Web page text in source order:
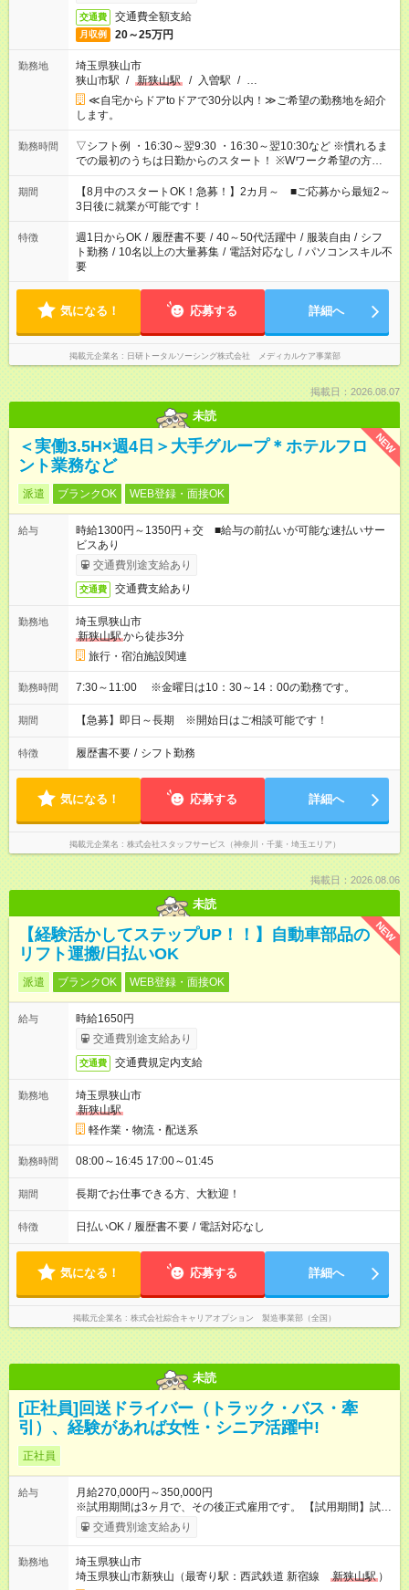
交通費 交通費全額支給
月収例 20～25万円
勤務地
埼玉県狭山市
狭山市駅 / 新狭山駅 / 入曽駅 / …
≪自宅からドアtoドアで30分以内！≫ご希望の勤務地を紹介
します。
勤務時間
▽シフト例 ・16:30～翌9:30 ・16:30～翌10:30など ※慣れるま
での最初のうちは日勤からのスタート！ ※Wワーク希望の方へ
今ご覧のお仕事で希望する勤務時間と、もう1つのお仕事の勤務
時間。 合計で週40時間を超える場合は応募できません。
期間
【8月中のスタートOK！急募！】2カ月～ ■ご応募から最短2～
3日後に就業が可能です！
特徴 週1日からOK / 履歴書不要 / 40～50代活躍中 / 服装自由 / シフ
ト勤務 / 10名以上の大量募集 / 電話対応なし / パソコンスキル不
要
気になる！ 応募する 詳細へ
掲載元企業名 日研トータルソーシング株式会社 メディカルケア事業部
掲載日：2026.08.07
未読
NEW
＜実働3.5H×週4日＞大手グループ＊ホテルフロ
ント業務など
派遣 ブランクOK WEB登録・面接OK
給与
時給1300円～1350円＋交 ■給与の前払いが可能な速払いサー
ビスあり
交通費別途支給あり
交通費 交通費支給あり
勤務地
埼玉県狭山市
新狭山駅から徒歩3分
旅行・宿泊施設関連
勤務時間 7:30～11:00 ※金曜日は10：30～14：00の勤務です。
期間 【急募】即日～長期 ※開始日はご相談可能です！
特徴 履歴書不要 / シフト勤務
気になる！ 応募する 詳細へ
掲載元企業名 株式会社スタッフサービス（神奈川・千葉・埼玉エリア）
掲載日：2026.08.06
未読
NEW
【経験活かしてステップUP！！】自動車部品の
リフト運搬/日払いOK
派遣 ブランクOK WEB登録・面接OK
給与
時給1650円
交通費別途支給あり
交通費 交通費規定内支給
勤務地
埼玉県狭山市
新狭山駅
軽作業・物流・配送系
勤務時間 08:00～16:45 17:00～01:45
期間 長期でお仕事できる方、大歓迎！
特徴 日払いOK / 履歴書不要 / 電話対応なし
気になる！ 応募する 詳細へ
掲載元企業名 株式会社綜合キャリアオプション 製造事業部（全国）
未読
[正社員]回送ドライバー（トラック・バス・牽
引）、経験があれば女性・シニア活躍中!
正社員
給与
月給270,000円～350,000円
※試用期間は3ヶ月で、その後正式雇用です。 【試用期間】試用
期間あり 試用期間の長さ：3ヶ月 雇用形態、給与は本採用時と
同じです。
交通費別途支給あり
勤務地
埼玉県狭山市
埼玉県狭山市新狭山（最寄り駅：西武鉄道 新宿線
新狭山駅 ）